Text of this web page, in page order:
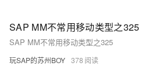
SAP MM不常用移动类型之325
SAP MM不常用移动类型之325
玩SAP的苏州BOY 378